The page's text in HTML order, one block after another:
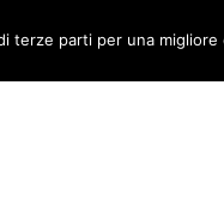
terze parti per una